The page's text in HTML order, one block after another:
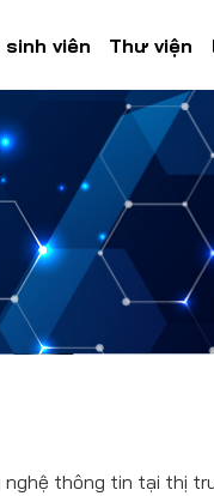
viên Thư viện
thông tin tại thị